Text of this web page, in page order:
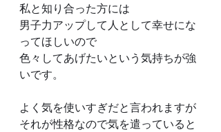
私と知り合った方には
男子力アップして人として幸せにな
ってほしいので
色々してあげたいという気持ちが強
いです。
よく気を使いすぎだと言われますが
それが性格なので気を遣っていると